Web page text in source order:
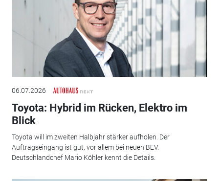
06.07.2026
Toyota: Hybrid im Rücken, Elektro im
Blick
Toyota will im zweiten Halbjahr stärker aufholen. Der
Auftragseingang ist gut, vor allem bei neuen BEV.
Deutschlandchef Mario Köhler kennt die Details.